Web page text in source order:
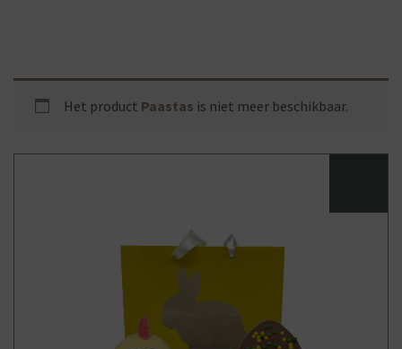
Het product Paastas is niet meer beschikbaar.